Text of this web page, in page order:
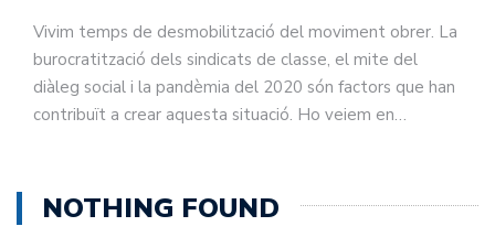
Vivim temps de desmobilització del moviment obrer. La
burocratització dels sindicats de classe, el mite del
diàleg social i la pandèmia del 2020 són factors que han
contribuït a crear aquesta situació. Ho veiem en…
NOTHING FOUND